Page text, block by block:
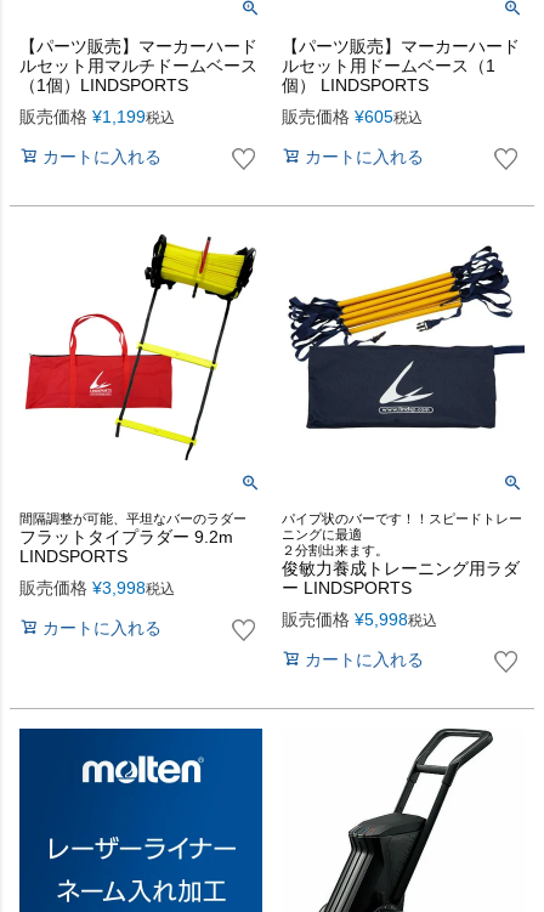
【パーツ販売】マーカーハード
ルセット用マルチドームベース
（1個）LINDSPORTS
販売価格 ¥1,199税込
カートに入れる
【パーツ販売】マーカーハード
ルセット用ドームベース（1
個） LINDSPORTS
販売価格 ¥605税込
カートに入れる
間隔調整が可能、平坦なバーのラダー
フラットタイプラダー 9.2m
LINDSPORTS
販売価格 ¥3,998税込
カートに入れる
パイプ状のバーです！！スピードトレー
ニングに最適
２分割出来ます。
俊敏力養成トレーニング用ラダ
ー LINDSPORTS
販売価格 ¥5,998税込
カートに入れる